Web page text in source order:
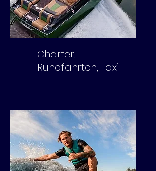
Charter,
Rundfahrten, Taxi